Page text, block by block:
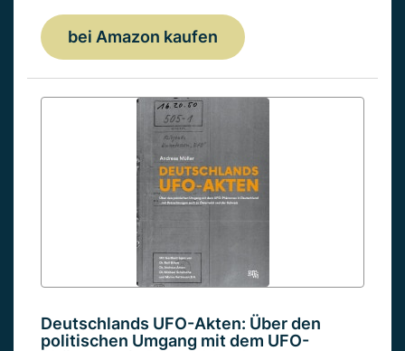
bei Amazon kaufen
Deutschlands UFO-Akten: Über den
politischen Umgang mit dem UFO-